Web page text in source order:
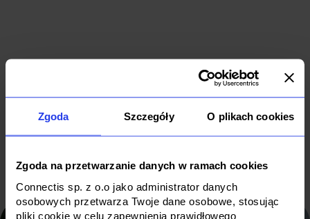
Zgoda Szczegóły O plikach cookies
Zgoda na przetwarzanie danych w ramach cookies
Connectis sp. z o.o jako administrator danych
osobowych przetwarza Twoje dane osobowe, stosując
pliki cookie w celu zapewnienia prawidłowego
Data & AI
Cloud
Software
retail
Data & AI